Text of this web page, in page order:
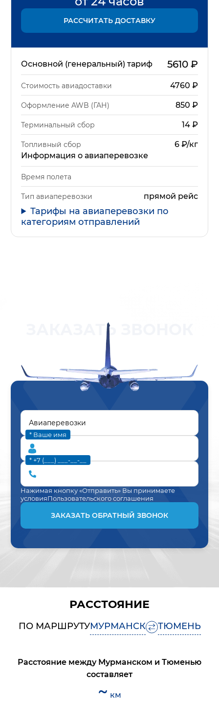
РАССЧИТАТЬ ДОСТАВКУ
Основной (генеральный) тариф 5610₽
Стоимость авиадоставки 4760 ₽
Оформление AWB (ГАН) 850 ₽
Терминальный сбор 14₽
Топливный сбор
6 ₽/кг
Информация о авиаперевозке
Время полета
Тип авиаперевозки прямой рейс
Тарифы на авиаперевозки по
категориям отправлений
ЗАКАЗАТЬ ЗВОНОК
* Ваше имя
* +7 (___) ___-__-__
Нажимая кнопку «Отправить» Вы принимаете
условияПользовательского соглашения
ЗАКАЗАТЬ ОБРАТНЫЙ ЗВОНОК
РАССТОЯНИЕ
ПО МАРШРУТУМУРМАНСК ТЮМЕНЬ
Расстояние между Мурманском и Тюменью
составляет
~ км